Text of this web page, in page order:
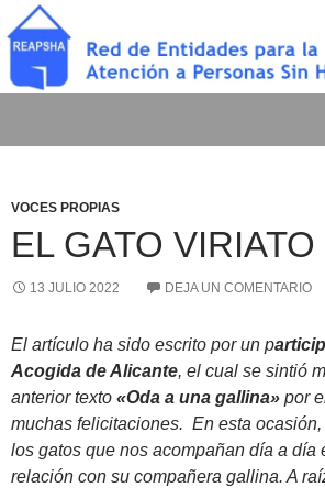
Saltar
al
contenido
VOCES PROPIAS
EL GATO VIRIATO
13 JULIO 2022 DEJA UN COMENTARIO
El artículo ha sido escrito por un p
Acogida de Alicante, el cual se sintió
anterior texto «Oda a una gallina» por
muchas felicitaciones. En esta
los gatos que nos acompañan día a día
relación con su compañera gallina. A